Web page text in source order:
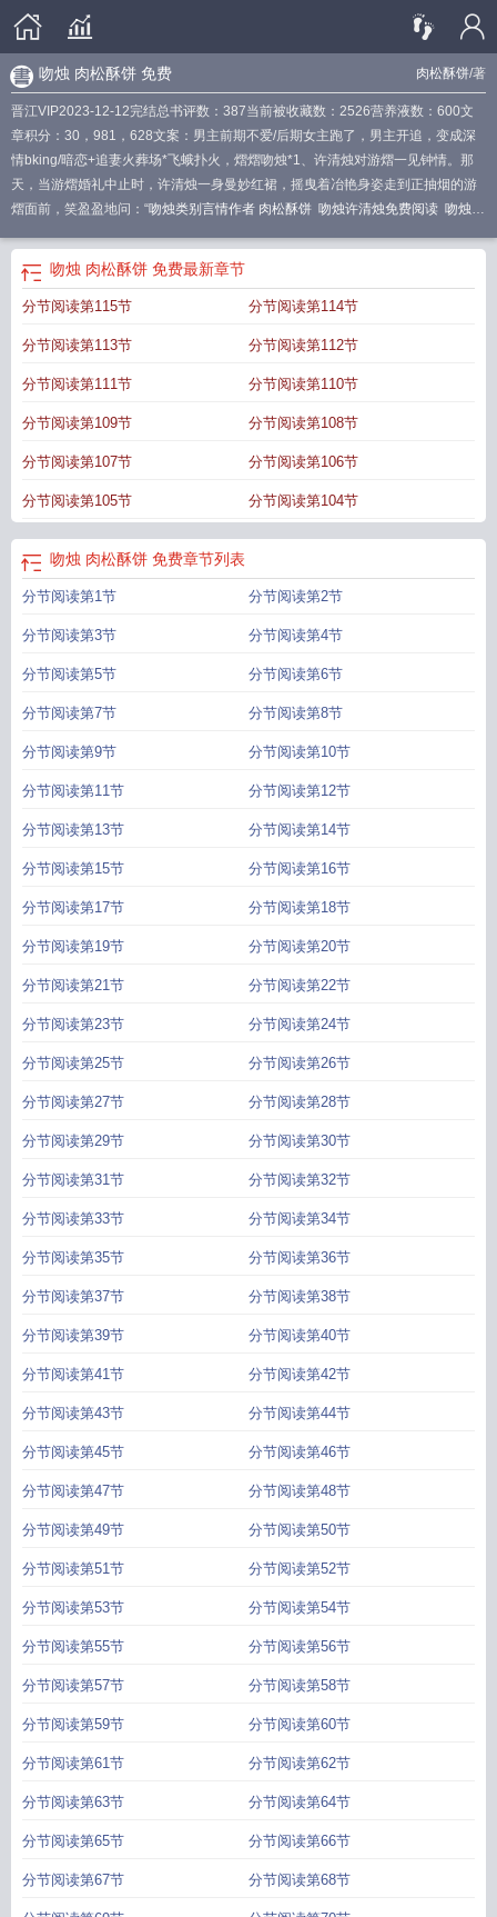
肉松酥饼/著
吻烛 肉松酥饼 免费
晋江VIP2023-12-12完结总书评数：387当前被收藏数：2526营养液数：600文
章积分：30，981，628文案：男主前期不爱/后期女主跑了，男主开追，变成深
情bking/暗恋+追妻火葬场*飞蛾扑火，熠熠吻烛*1、许清烛对游熠一见钟情。那
天，当游熠婚礼中止时，许清烛一身曼妙红裙，摇曳着冶艳身姿走到正抽烟的游
熠面前，笑盈盈地问：“吻烛类别言情作者 肉松酥饼 吻烛许清烛免费阅读 吻烛by
吻烛百度 吻烛许清烛楚熠免费阅读
熠免费阅读笔趣阁
全文免费阅读吻烛许清烛全文免费阅读吻烛女主最后和谁在一起
吻烛 肉松酥饼 免费最新章节
分节阅读第115节 分节阅读第114节
分节阅读第113节 分节阅读第112节
分节阅读第111节 分节阅读第110节
分节阅读第109节 分节阅读第108节
分节阅读第107节 分节阅读第106节
分节阅读第105节 分节阅读第104节
吻烛 肉松酥饼 免费章节列表
分节阅读第1节 分节阅读第2节
分节阅读第3节 分节阅读第4节
分节阅读第5节 分节阅读第6节
分节阅读第7节 分节阅读第8节
分节阅读第9节 分节阅读第10节
分节阅读第11节 分节阅读第12节
分节阅读第13节 分节阅读第14节
分节阅读第15节 分节阅读第16节
分节阅读第17节 分节阅读第18节
分节阅读第19节 分节阅读第20节
分节阅读第21节 分节阅读第22节
分节阅读第23节 分节阅读第24节
分节阅读第25节 分节阅读第26节
分节阅读第27节 分节阅读第28节
分节阅读第29节 分节阅读第30节
分节阅读第31节 分节阅读第32节
分节阅读第33节 分节阅读第34节
分节阅读第35节 分节阅读第36节
分节阅读第37节 分节阅读第38节
分节阅读第39节 分节阅读第40节
分节阅读第41节 分节阅读第42节
分节阅读第43节 分节阅读第44节
分节阅读第45节 分节阅读第46节
分节阅读第47节 分节阅读第48节
分节阅读第49节 分节阅读第50节
分节阅读第51节 分节阅读第52节
分节阅读第53节 分节阅读第54节
分节阅读第55节 分节阅读第56节
分节阅读第57节 分节阅读第58节
分节阅读第59节 分节阅读第60节
分节阅读第61节 分节阅读第62节
分节阅读第63节 分节阅读第64节
分节阅读第65节 分节阅读第66节
分节阅读第67节 分节阅读第68节